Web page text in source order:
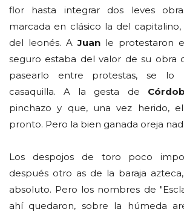
flor hasta integrar dos leves
marcada en clásico la del capitalino,
del leonés. AJuan le protestaron
seguro estaba del valor de su obra
pasearlo entre protestas, se lo
casaquilla. A la gesta de
pinchazo y que, una vez herido,
pronto. Pero la bien ganada oreja
Los despojos de toro poco
después otro as de la baraja
absoluto. Pero los nombres de
ahí quedaron, sobre la húmeda